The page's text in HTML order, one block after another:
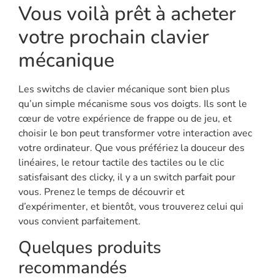
Vous voilà prêt à acheter
votre prochain clavier
mécanique
Les switchs de clavier mécanique sont bien plus
qu’un simple mécanisme sous vos doigts. Ils sont le
cœur de votre expérience de frappe ou de jeu, et
choisir le bon peut transformer votre interaction avec
votre ordinateur. Que vous préfériez la douceur des
linéaires, le retour tactile des tactiles ou le clic
satisfaisant des clicky, il y a un switch parfait pour
vous. Prenez le temps de découvrir et
d’expérimenter, et bientôt, vous trouverez celui qui
vous convient parfaitement.
Quelques produits
recommandés